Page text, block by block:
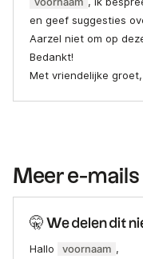
en geef suggesties
Aarzel niet om op
Bedankt!
Met vriendelijke groet,
Meer e-
🤫 We delen dit
Hallo voornaam ,